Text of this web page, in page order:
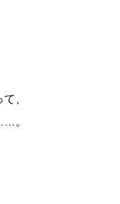
、
。